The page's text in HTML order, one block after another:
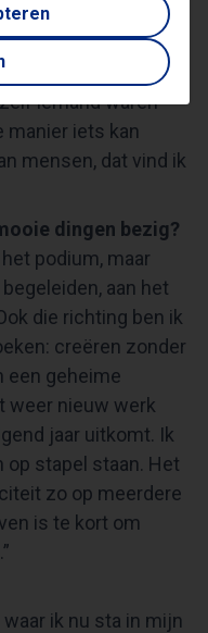
nummer ‘Dan
eerste soloalbum.
dat nummer, en
iemand waren
manier iets kan
mensen, dat vind ik
dingen bezig?
podium, maar
aan het
die richting ben ik
creëren zonder
een geheime
weer nieuw werk
jaar uitkomt. Ik
op stapel staan. Het
zo op meerdere
is te kort om
ik nu sta in mijn